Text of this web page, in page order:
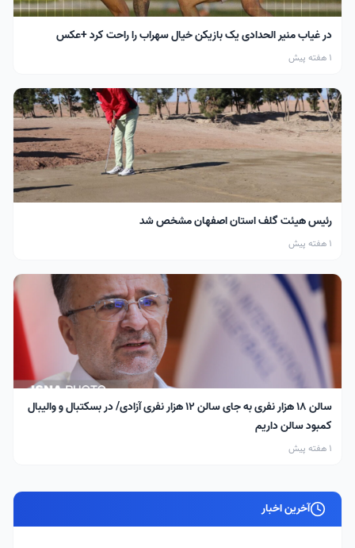
در غیاب منیر الحدادی یک بازیکن خیال سهراب را راحت کرد +عکس
1 هفته پیش
رئیس هیئت گلف استان اصفهان مشخص شد
1 هفته پیش
سالن ۱۸ هزار نفری به جای سالن ۱۲ هزار نفری آزادی/ در بسکتبال و والیبال
کمبود سالن داریم
1 هفته پیش
آخرین اخبار